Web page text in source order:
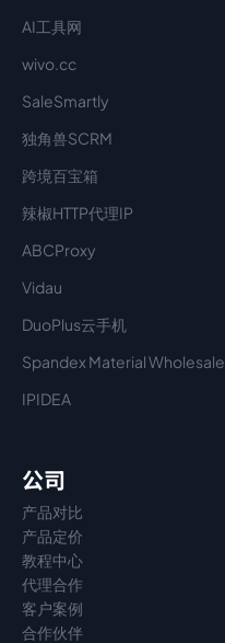
AI工具网
wivo.cc
SaleSmartly
独角兽SCRM
跨境百宝箱
辣椒HTTP代理IP
ABCProxy
Vidau
DuoPlus云手机
Spandex Material Wholesale​
IPIDEA
公司
产品对比
产品定价
教程中心
代理合作
客户案例
合作伙伴